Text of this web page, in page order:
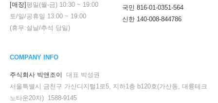
[매장]평일(월-금) 10:30 ~ 19:00
토/일/공휴일 13:00 ~ 19:00
(휴무:설날/추석 당일)
국민 816-01-0351-564
신한 140-008-844786
COMPANY INFO
주식회사 빅앤조이
대표 박성권
서울특별시 금천구 가산디지털1로5, 지하1층 b120호(가산동, 대륭테크
노타운20차) 1588-9145